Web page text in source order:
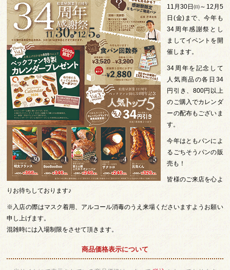
11月30日㈰～12月5
日(金)まで、今年も
34周年感謝祭とし
ましてイベントを開
催します。
34周年を記念して
人気商品の各日34
円引き、800円以上
のご購入でカレンダ
ーの配布もございま
す。
今年はともパンによ
るごちそうパンの販
売も！
皆様のご来店を心よ
りお待ちしております♪
※入店の際はマスク着用、アルコール消毒のうえ来場くださいますようお願い
申し上げます。
混雑時には入場制限をさせて頂きます。
商品価格表示について